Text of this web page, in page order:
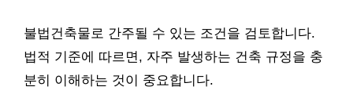
불법건축물로 간주될 수 있는 조건을 검토합니다.
법적 기준에 따르면, 자주 발생하는 건축 규정을 충
분히 이해하는 것이 중요합니다.